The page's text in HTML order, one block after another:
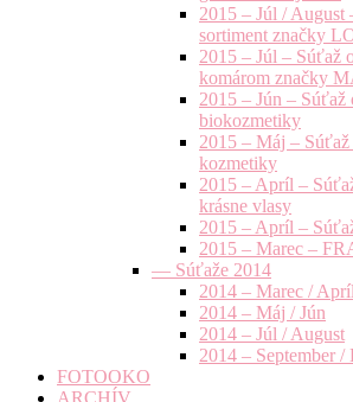
2015 – Júl / August
sortiment značky
2015 – Júl – Súťaž
komárom značky
2015 – Jún – Súťaž
biokozmetiky
2015 – Máj –
kozmetiky
2015 – Apríl –
krásne vlasy
2015 – Apríl –
2015 – Marec –
— Súťaže 2014
2014 – Marec / Apríl
2014 – Máj / Jún
2014 – Júl / August
2014 – September /
FOTOOKO
ARCHÍV